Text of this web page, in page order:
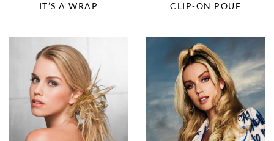
IT’S A WRAP CLIP-ON POUF